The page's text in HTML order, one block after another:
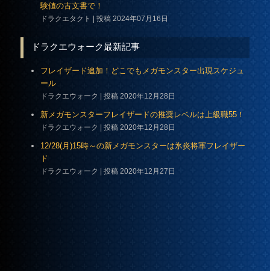
験値の古文書で！
ドラクエタクト 投稿 2024年07月16日
ドラクエウォーク最新記事
フレイザード追加！どこでもメガモンスター出現スケジュ
ール
ドラクエウォーク 投稿 2020年12月28日
新メガモンスターフレイザードの推奨レベルは上級職55！
ドラクエウォーク 投稿 2020年12月28日
12/28(月)15時～の新メガモンスターは氷炎将軍フレイザー
ド
ドラクエウォーク 投稿 2020年12月27日